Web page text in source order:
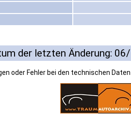
der letzten Änderung:
oder Fehler bei den technischen